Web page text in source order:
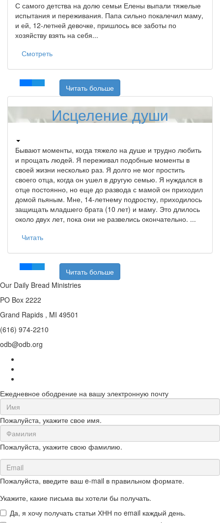
С самого детства на долю семьи Елены выпали тяжелые
испытания и переживания. Папа сильно покалечил маму,
и ей, 12-летней девочке, пришлось все заботы по
хозяйству взять на себя...
Смотреть
Читать больше
Исцеление души
Бывают моменты, когда тяжело на душе и трудно любить
и прощать людей. Я переживал подобные моменты в
своей жизни несколько раз. Я долго не мог простить
своего отца, когда он ушел в другую семью. Я нуждался в
отце постоянно, но еще до развода с мамой он приходил
домой пьяным. Мне, 14-летнему подростку, приходилось
защищать младшего брата (10 лет) и маму. Это длилось
около двух лет, пока они не развелись окончательно. ...
Читать
Читать больше
Our Daily Bread Ministries
PO Box 2222
Grand Rapids , MI 49501
(616) 974-2210
odb@odb.org
Ежедневное ободрение на вашу электронную почту
First
Name
(required)
Пожалуйста, укажите свое имя.
Last
Name
(required)
Пожалуйста, укажите свою фамилию.
Email
(required)
Пожалуйста, введите ваш e-mail в правильном формате.
Укажите, какие письма вы хотели бы получать.
Да, я хочу получать статьи ХНН по email каждый день.